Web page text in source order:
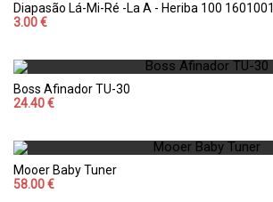
Diapasão Lá-Mi-Ré -La A - Heriba 100 1601001
3.00 €
Boss Afinador TU-30
24.40 €
Mooer Baby Tuner
58.00 €